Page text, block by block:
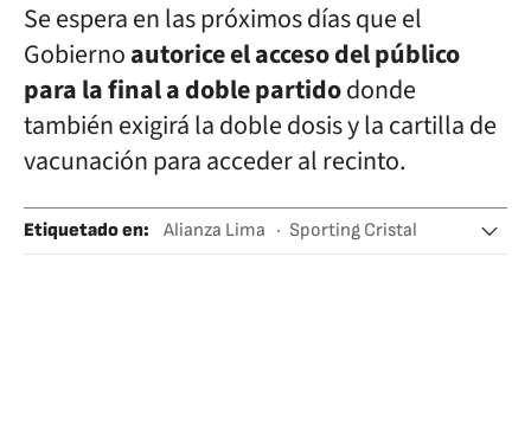
Se espera en las próximos días que el
Gobiernoautorice el acceso del público
para la final a doble partidodonde
también exigirá la doble dosis y la cartilla de
vacunación para acceder al recinto.
Etiquetado en: Alianza Lima
Sporting Cristal